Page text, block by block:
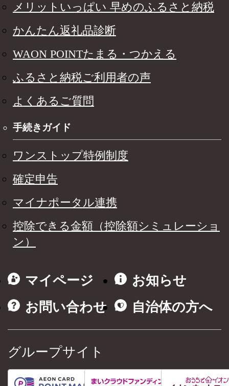
メリットいっぱい 早めのふるさと納税
かんたん返礼品診断
WAON POINTたまる・つかえる
ふるさと納税ご利用者の声
よくあるご質問
手続きガイド
ワンストップ特例制度
確定申告
マイナポータル連携
控除できる金額（控除額シミュレーショ
ン）
マイページ
お知らせ
お問い合わせ
自治体の方へ
グループサイト